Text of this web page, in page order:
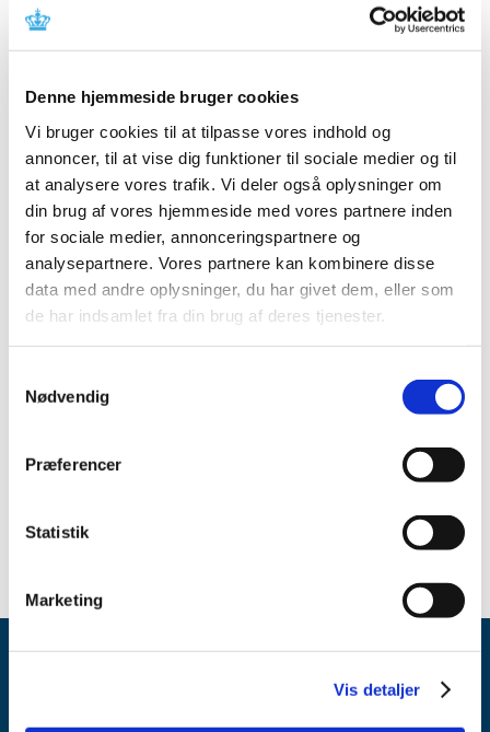
Denne hjemmeside bruger cookies
Vi bruger cookies til at tilpasse vores indhold og
annoncer, til at vise dig funktioner til sociale medier og til
at analysere vores trafik. Vi deler også oplysninger om
din brug af vores hjemmeside med vores partnere inden
for sociale medier, annonceringspartnere og
analysepartnere. Vores partnere kan kombinere disse
data med andre oplysninger, du har givet dem, eller som
de har indsamlet fra din brug af deres tjenester.
Nødvendig
Præferencer
Statistik
Marketing
Vis detaljer
Aerivio Spiromax® får generelt tilskud, fordi vi vurderer,
at prisen står i et rimeligt forhold til den
med indhold af salmeterol og fluticason, der aktuelt har
generelt tilskud.
Link
Lægemiddelstyrelsens afgørelse om generelt tilskud til
Aerivio Spiromax®
Afgørelser om generelt tilskud
Specialkonsulent